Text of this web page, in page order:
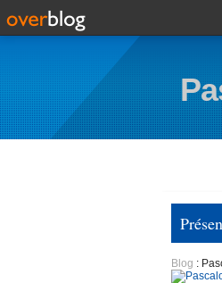
Blog :